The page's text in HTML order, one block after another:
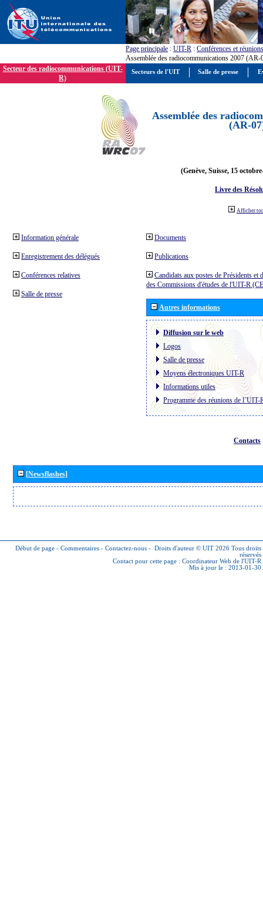
Page principale : UIT-R : Conférences et réunions
Assemblée des radiocommunications 2007 (AR-
Secteur des radiocommunications (UIT-
R)
Assemblée des
(AR-
(Genève, Suisse, 15
Livre des
Afficher
Information générale
Enregistrement des délégués
Conférences relatives
Salle de presse
Documents
Publications
Candidats aux postes de Présidents et
des Commissions d'études de l'UIT-R
Autres informations
Diffusion sur le web
Logos
Salle de presse
Moyens électroniques UIT-R
Informations utiles
Programme des réunions de l´UIT-
Contacts
[Newsflashes]
Début de page - Commentaires - Contactez-nous - Droits d'auteur © UIT 2026 Tous droits
réservés
Contact pour cette page : Coordinateur Web de l'UIT-R
Mis à jour le : 2013-01-30
Secteurs de l'UIT Salle de presse